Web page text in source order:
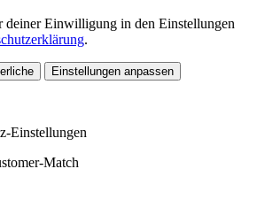
deiner Einwilligung in den Einstellungen
.
Einstellungen anpassen
Einstellungen
Match